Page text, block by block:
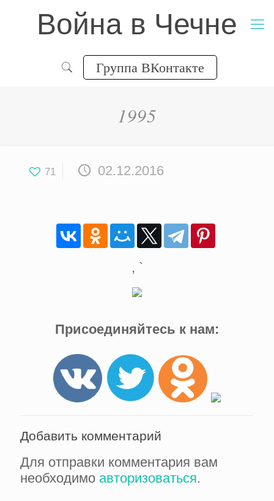
Война в Чечне
Группа ВКонтакте
1995
71 02.12.2016
, `
Присоединяйтесь к нам:
Добавить комментарий
Для отправки комментария вам
необходимо авторизоваться.